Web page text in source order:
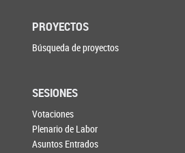
PROYECTOS
Búsqueda de proyectos
SESIONES
Votaciones
Plenario de Labor
Asuntos Entrados